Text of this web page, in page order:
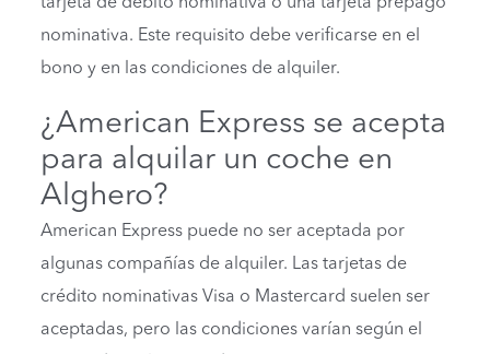
nominativa. Este requisito debe verificarse en el
bono y en las condiciones de alquiler.
¿American Express se acepta
para alquilar un coche en
Alghero?
American Express puede no ser aceptada por
algunas compañías de alquiler. Las tarjetas de
crédito nominativas Visa o Mastercard suelen ser
aceptadas, pero las condiciones varían según el